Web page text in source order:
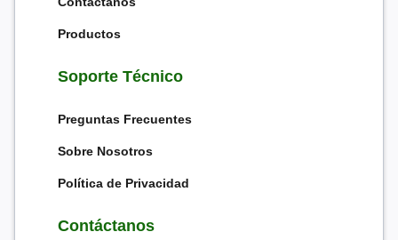
Productos
Soporte Técnico
Preguntas Frecuentes
Sobre Nosotros
Política de Privacidad
Contáctanos